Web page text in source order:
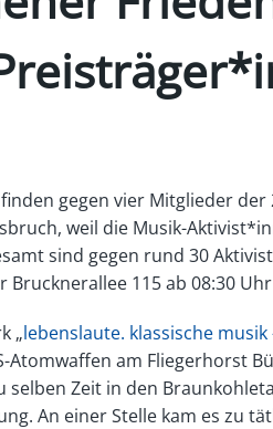
finden gegen vier Mitglieder
weil die Musik-
sind gegen rund 30
Brucknerallee 115 ab 08:30
„lebenslaute. klassische
Atomwaffen am Fliegerhorst
selben Zeit in den
An einer Stelle kam es zu